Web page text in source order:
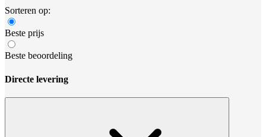
Sorteren op:
Beste prijs
Beste beoordeling
Directe levering